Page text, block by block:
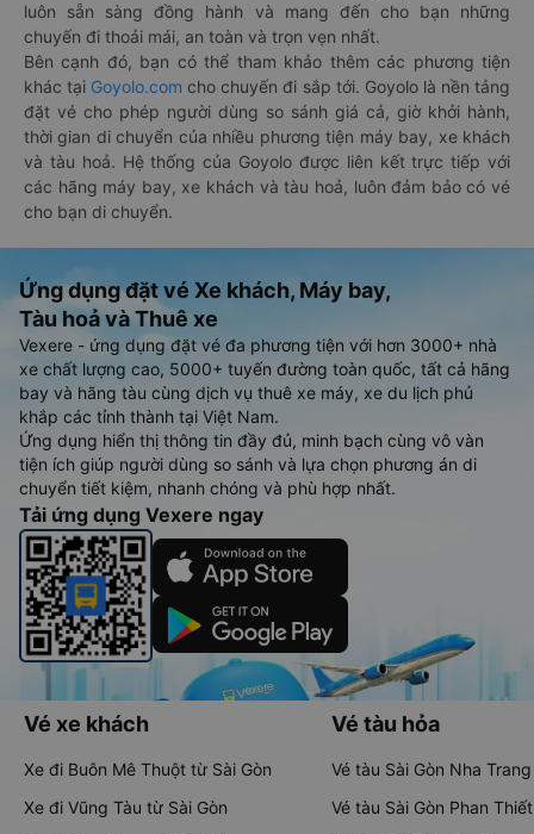
luôn sẵn sàng đồng hành và mang đến cho bạn những
chuyến đi thoải mái, an toàn và trọn vẹn nhất.
Bên cạnh đó, bạn có thể tham khảo thêm các phương tiện
khác tại Goyolo.com cho chuyến đi sắp tới. Goyolo là nền tảng
đặt vé cho phép người dùng so sánh giá cả, giờ khởi hành,
thời gian di chuyển của nhiều phương tiện máy bay, xe khách
và tàu hoả. Hệ thống của Goyolo được liên kết trực tiếp với
các hãng máy bay, xe khách và tàu hoả, luôn đảm bảo có vé
cho bạn di chuyển.
Ứng dụng đặt vé Xe khách, Máy bay,
Tàu hoả và Thuê xe
Vexere - ứng dụng đặt vé đa phương tiện với hơn 3000+ nhà
xe chất lượng cao, 5000+ tuyến đường toàn quốc, tất cả hãng
bay và hãng tàu cùng dịch vụ thuê xe máy, xe du lịch phủ
khắp các tỉnh thành tại Việt Nam.
Ứng dụng hiển thị thông tin đầy đủ, minh bạch cùng vô vàn
tiện ích giúp người dùng so sánh và lựa chọn phương án di
chuyển tiết kiệm, nhanh chóng và phù hợp nhất.
Tải ứng dụng Vexere ngay
Vé xe khách
Xe đi Buôn Mê Thuột từ Sài Gòn
Xe đi Vũng Tàu từ Sài Gòn
Vé tàu hỏa
Vé tàu Sài Gòn Nha Trang
Vé tàu Sài Gòn Phan Thiết